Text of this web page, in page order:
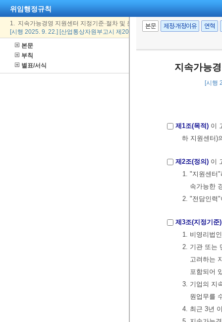
위임행정규칙
1. 지속가능경영 지원센터 지정기준·절차 및 운영 등에 관한 고시
[시행 2025. 9. 22.] [산업통상자원부고시 제2025-165호, 2025. 9. 22., 제정]
본문
부칙
별표/서식
본문 제정·개정이유 연혁
지속가능
[시행
제1조(목적) 이
하 지원센터)
제2조(정의) 이
1. "지원센터
속가능한
2. "전담인력
제3조(지정기준)
1. 비영리법
2. 기관 또는
고려하는
포함되어
3. 기업의 지
원업무를
4. 최근 3년